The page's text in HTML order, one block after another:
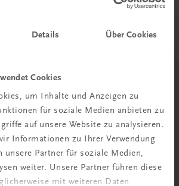
Details Über Cookies
Cookies
um Inhalte und Anzeigen zu
für soziale Medien anbieten zu
auf unsere Website zu analysieren.
Informationen zu Ihrer Verwendung
unsere Partner für soziale Medien,
weiter. Unsere Partner führen diese
mit weiteren Daten
bei TRAUNER!
Wir über uns